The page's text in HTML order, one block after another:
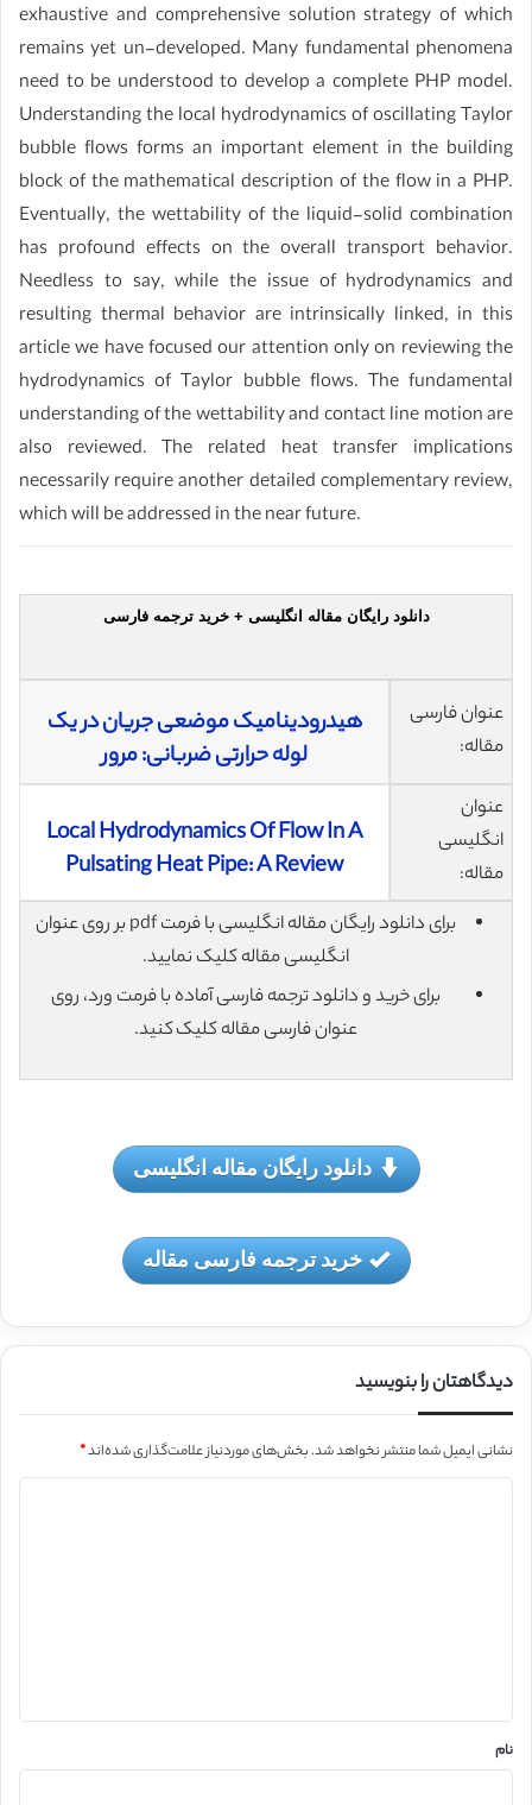
exhaustive and comprehensive solution strategy of which
remains yet un-developed. Many fundamental phenomena
need to be understood to develop a complete PHP model.
Understanding the local hydrodynamics of oscillating Taylor
bubble flows forms an important element in the building
block of the mathematical description of the flow in a PHP.
Eventually, the wettability of the liquid-solid combination
has profound effects on the overall transport behavior.
Needless to say, while the issue of hydrodynamics and
resulting thermal behavior are intrinsically linked, in this
article we have focused our attention only on reviewing the
hydrodynamics of Taylor bubble flows. The fundamental
understanding of the wettability and contact line motion are
also reviewed. The related heat transfer implications
necessarily require another detailed complementary review,
which will be addressed in the near future.
دانلود رایگان مقاله انگلیسی + خرید ترجمه فارسی
عنوان فارسی
مقاله:
هیدرودینامیک موضعی جریان در یک
لوله حرارتی ضربانی: مرور
عنوان
انگلیسی
مقاله:
Local Hydrodynamics Of Flow In A
Pulsating Heat Pipe: A Review
برای دانلود رایگان مقاله انگلیسی با فرمت pdf بر روی عنوان
انگلیسی مقاله کلیک نمایید.
برای خرید و دانلود ترجمه فارسی آماده با فرمت ورد، روی
عنوان فارسی مقاله کلیک کنید.
دانلود رایگان مقاله انگلیسی
خرید ترجمه فارسی مقاله
دیدگاهتان را بنویسید
نشانی ایمیل شما منتشر نخواهد شد.بخش‌های موردنیاز علامت‌گذاری شده‌اند*
نام